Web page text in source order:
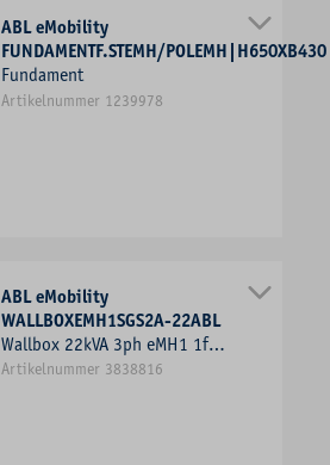
ABL eMobility
FUNDAMENTF.STEMH/POLEMH|H650XB430
Fundament
Artikelnummer 1239978
ABL eMobility
WALLBOXEMH1SGS2A-22ABL
Wallbox 22kVA 3ph eMH1 1f
22kW/Ladep IP54
Artikelnummer 3838816